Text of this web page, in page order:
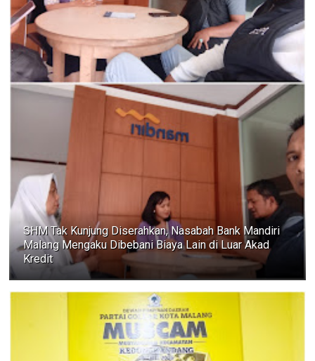
SHM Tak Kunjung Diserahkan, Nasabah Bank Mandiri
Malang Mengaku Dibebani Biaya Lain di Luar Akad
Kredit